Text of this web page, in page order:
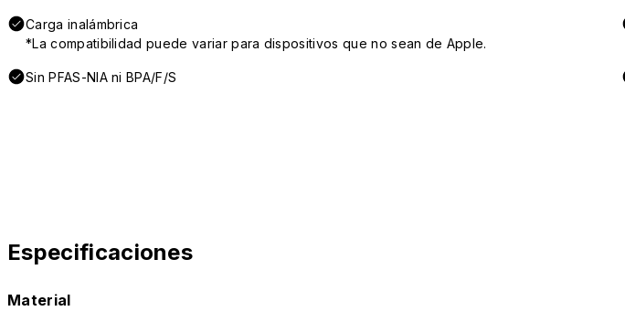
Carga inalámbrica
*La compatibilidad puede variar para dispositivos que no sean de Apple.
Sin PFAS-NIA ni BPA/F/S
Especificaciones
Material